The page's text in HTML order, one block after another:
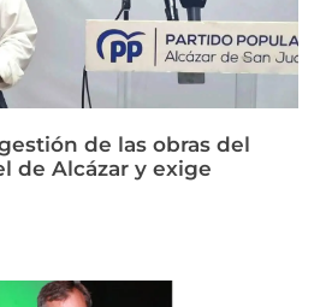
de las obras del
de Alcázar y exige